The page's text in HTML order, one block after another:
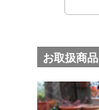
お取扱商品